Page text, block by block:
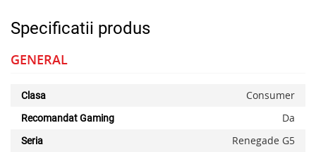
Specificatii produs
GENERAL
Clasa Consumer
Recomandat Gaming Da
Seria Renegade G5